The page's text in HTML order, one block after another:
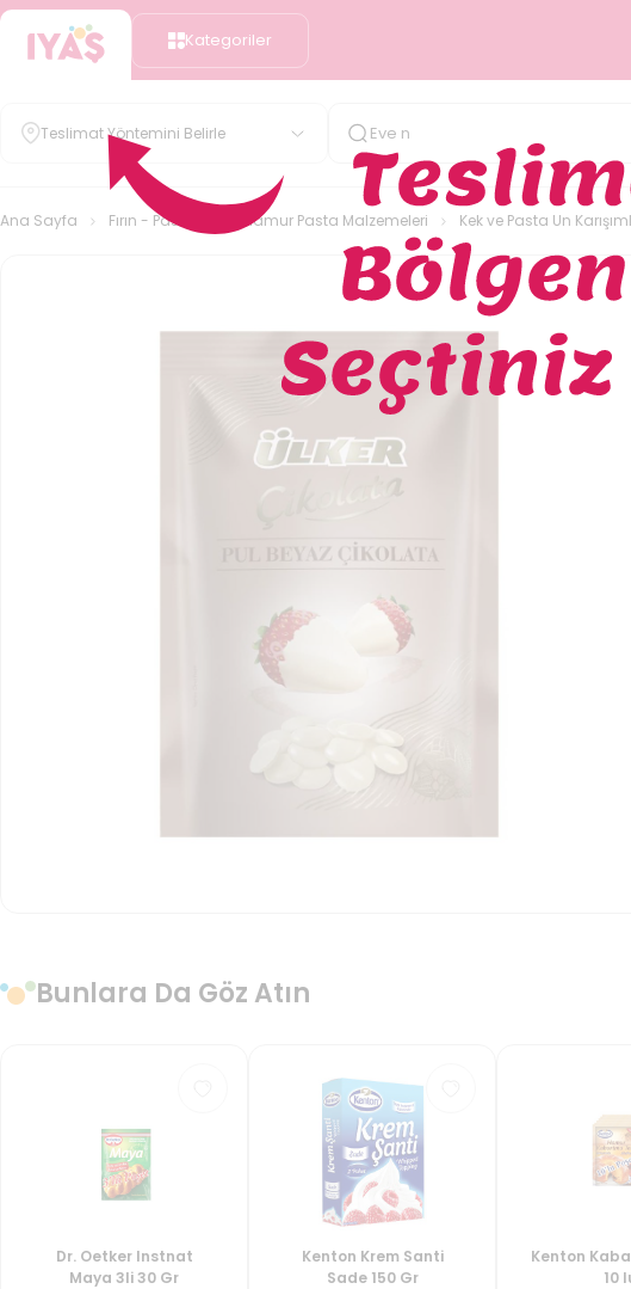
Kategoriler
Teslimat Yöntemini Belirle
Ana Sayfa Fırın - Pastane Hamur Pasta Malzemeleri Kek ve Pasta Un
Bunlara Da Göz Atın
Dr. Oetker Instnat
Maya 3li 30 Gr
Kenton Krem Santi
Sade 150 Gr
Kenton
10